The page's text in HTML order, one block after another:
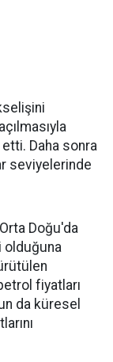
Daha sonra
seviyelerinde
Doğu'da
olduğuna
fiyatları
da küresel